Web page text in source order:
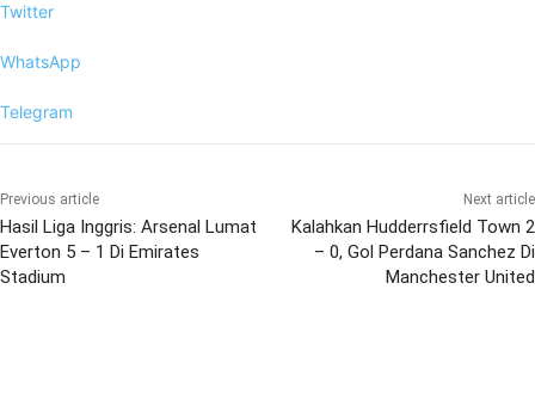
Twitter
WhatsApp
Telegram
Previous article
Hasil Liga Inggris: Arsenal Lumat
Everton 5 – 1 Di Emirates
Stadium
Next article
Kalahkan Hudderrsfield Town 2
– 0, Gol Perdana Sanchez Di
Manchester United